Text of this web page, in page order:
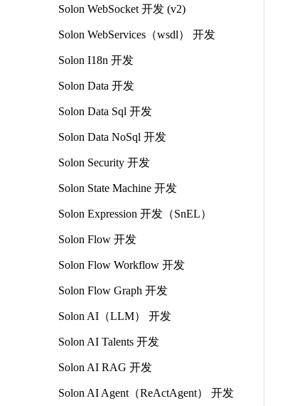
Solon WebSocket 开发 (v2)
Solon WebServices（wsdl） 开发
Solon I18n 开发
Solon Data 开发
Solon Data Sql 开发
Solon Data NoSql 开发
Solon Security 开发
Solon State Machine 开发
Solon Expression 开发（SnEL）
Solon Flow 开发
Solon Flow Workflow 开发
Solon Flow Graph 开发
Solon AI（LLM） 开发
Solon AI Talents 开发
Solon AI RAG 开发
Solon AI Agent（ReActAgent） 开发